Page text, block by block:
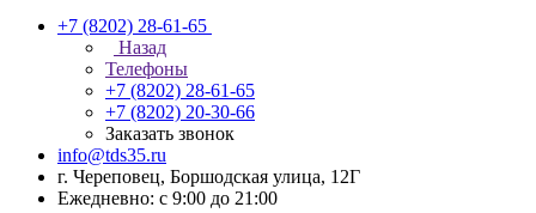
+7 (8202) 28‑61-65
Назад
Телефоны
+7 (8202) 28‑61-65
+7 (8202) 20‑30-66
Заказать звонок
info@tds35.ru
г. Череповец, Боршодская улица, 12Г
Ежедневно: с 9:00 до 21:00